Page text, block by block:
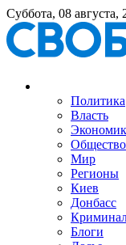
Суббота, 08 августа,
Политика
Власть
Общество
Мир
Регионы
Киев
Донбасс
Блоги